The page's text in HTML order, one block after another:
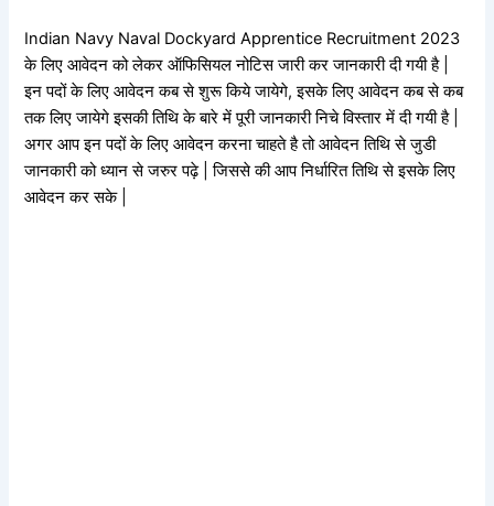
Indian Navy Naval Dockyard Apprentice Recruitment 2023
के लिए आवेदन को लेकर ऑफिसियल नोटिस जारी कर जानकारी दी गयी है |
इन पदों के लिए आवेदन कब से शुरू किये जायेगे, इसके लिए आवेदन कब से कब
तक लिए जायेगे इसकी तिथि के बारे में पूरी जानकारी निचे विस्तार में दी गयी है |
अगर आप इन पदों के लिए आवेदन करना चाहते है तो आवेदन तिथि से जुडी
जानकारी को ध्यान से जरुर पढ़े | जिससे की आप निर्धारित तिथि से इसके लिए
आवेदन कर सके |